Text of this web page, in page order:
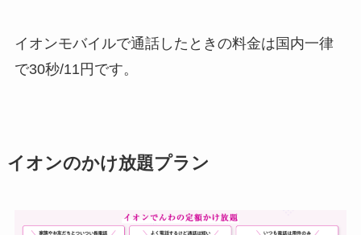
イオンモバイルで通話したときの料金は国内一律
で30秒/11円です。
イオンのかけ放題プラン